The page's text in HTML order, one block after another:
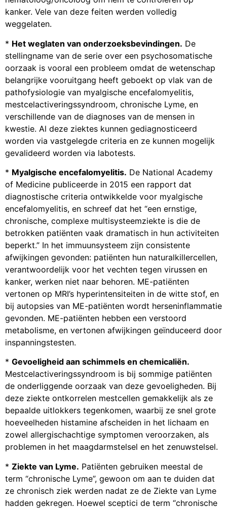
kanker. Vele van deze feiten werden volledig
weggelaten.
* Het weglaten van onderzoeksbevindingen. De
stellingname van de serie over een psychosomatische
oorzaak is vooral een probleem omdat de wetenschap
belangrijke vooruitgang heeft geboekt op vlak van de
pathofysiologie van myalgische encefalomyelitis,
mestcelactiveringssyndroom, chronische Lyme, en
verschillende van de diagnoses van de mensen in
kwestie. Al deze ziektes kunnen gediagnosticeerd
worden via vastgelegde criteria en ze kunnen mogelijk
gevalideerd worden via labotests.
* Myalgische encefalomyelitis. De National Academy
of Medicine publiceerde in 2015 een rapport dat
diagnostische criteria ontwikkelde voor myalgische
encefalomyelitis, en schreef dat het “een ernstige,
chronische, complexe multisysteemziekte is die de
betrokken patiënten vaak dramatisch in hun activiteiten
beperkt.” In het immuunsysteem zijn consistente
afwijkingen gevonden: patiënten hun naturalkillercellen,
verantwoordelijk voor het vechten tegen virussen en
kanker, werken niet naar behoren. ME-patiënten
vertonen op MRI’s hyperintensiteiten in de witte stof, en
bij autopsies van ME-patiënten wordt herseninflammatie
gevonden. ME-patiënten hebben een verstoord
metabolisme, en vertonen afwijkingen geïnduceerd door
inspanningstesten.
* Gevoeligheid aan schimmels en chemicaliën.
Mestcelactiveringssyndroom is bij sommige patiënten
de onderliggende oorzaak van deze gevoeligheden. Bij
deze ziekte ontkorrelen mestcellen gemakkelijk als ze
bepaalde uitlokkers tegenkomen, waarbij ze snel grote
hoeveelheden histamine afscheiden in het lichaam en
zowel allergischachtige symptomen veroorzaken, als
problemen in het maagdarmstelsel en het zenuwstelsel.
* Ziekte van Lyme. Patiënten gebruiken meestal de
term “chronische Lyme”, gewoon om aan te duiden dat
ze chronisch ziek werden nadat ze de Ziekte van Lyme
hadden gekregen. Hoewel sceptici de term “chronische